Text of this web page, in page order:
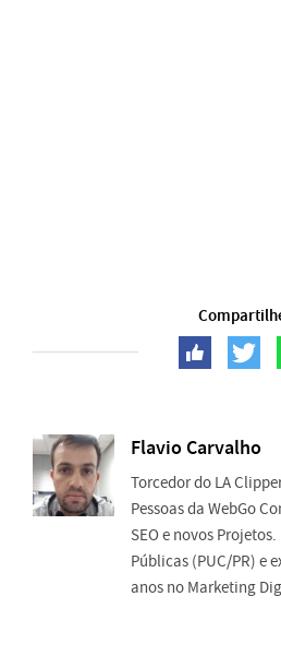
Flavio Carvalho
Torcedor do LA
Pessoas da WebGo
SEO e novos
Públicas (PUC/PR) e
anos no Marketing